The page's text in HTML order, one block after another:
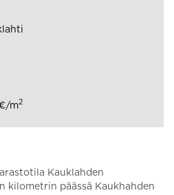
Kauklahden
kilometrin päässä Kaukhahden
m2